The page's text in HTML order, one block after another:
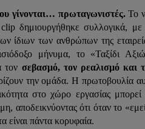
γίνονται… πρωταγωνιστές.Το
clip δημιουργήθηκε συλλογικά, με
ίδιων των ανθρώπων της
μήνυμα, το «Ταξίδι
τον σεβασμό, τον ρεαλισμό και
την ομάδα. Η πρωτοβουλία
στο χώρο εργασίας μπορεί
αποδεικνύοντας ότι όταν το
είναι πάντα κορυφαία.